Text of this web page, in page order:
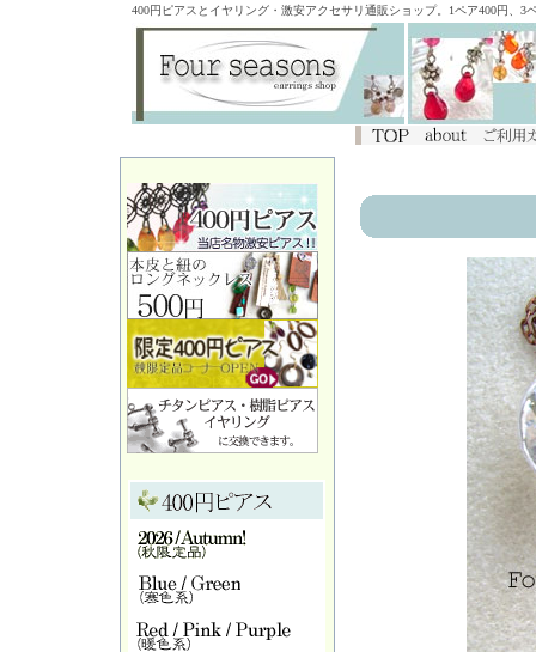
400円ピアスとイヤリング・激安アクセサリ通販ショップ。1ペア400円、